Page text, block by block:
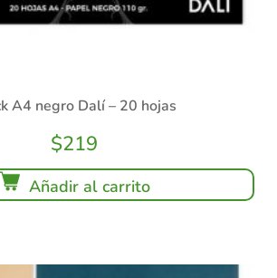
A4 negro Dalí – 20 hojas
$219
Añadir al carrito